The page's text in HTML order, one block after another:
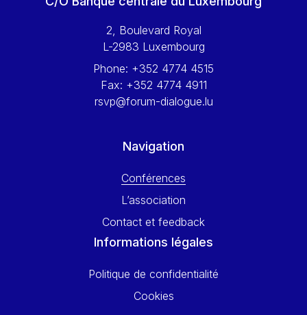
Wolfgang Ketterle
Yossi Beillin
Yves FRANCHET
2, Boulevard Royal
L-2983 Luxembourg
Phone: +352 4774 4515
Fax: +352 4774 4911
rsvp@forum-dialogue.lu
Navigation
Conférences
L’association
Contact et feedback
Informations légales
Politique de confidentialité
Cookies